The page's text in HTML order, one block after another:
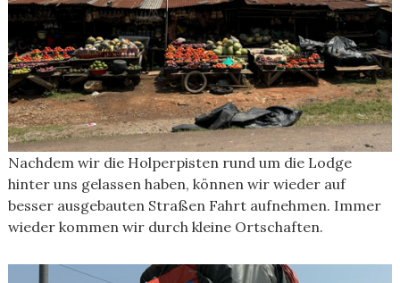
Nachdem wir die Holperpisten rund um die Lodge
hinter uns gelassen haben, können wir wieder auf
besser ausgebauten Straßen Fahrt aufnehmen. Immer
wieder kommen wir durch kleine Ortschaften.